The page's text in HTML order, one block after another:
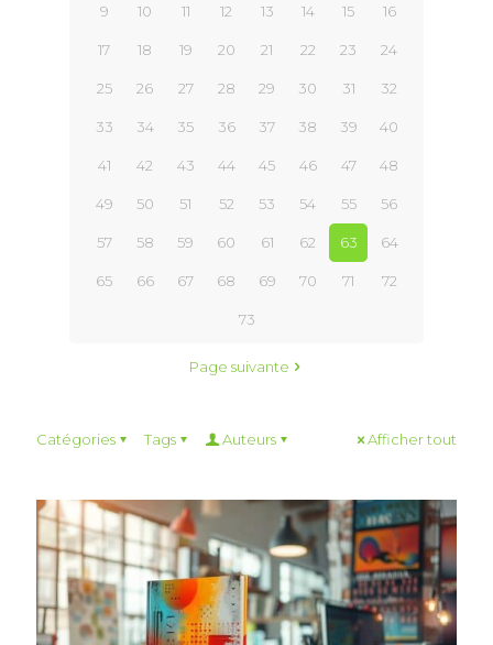
9 10 11 12 13 14 15 16
17 18 19 20 21 22 23 24
25 26 27 28 29 30 31 32
33 34 35 36 37 38 39 40
41 42 43 44 45 46 47 48
49 50 51 52 53 54 55 56
57 58 59 60 61 62 63 64
65 66 67 68 69 70 71 72
73
Page suivante
Catégories Tags Auteurs Afficher tout